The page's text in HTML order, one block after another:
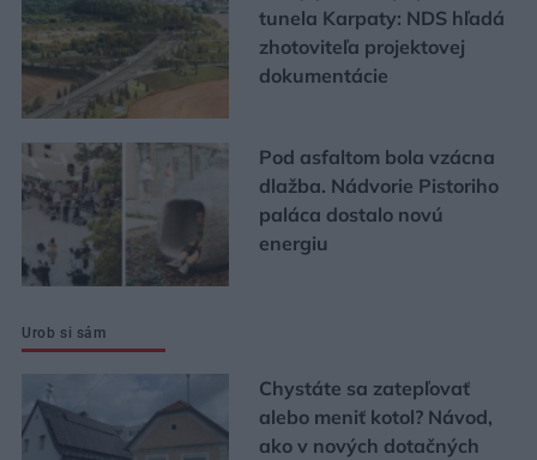
tunela Karpaty: NDS hľadá
zhotoviteľa projektovej
dokumentácie
Pod asfaltom bola vzácna
dlažba. Nádvorie Pistoriho
paláca dostalo novú
energiu
Urob si sám
Chystáte sa zatepľovať
alebo meniť kotol? Návod,
ako v nových dotačných